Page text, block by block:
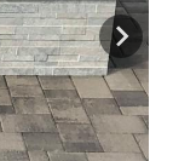
w
t
a
b